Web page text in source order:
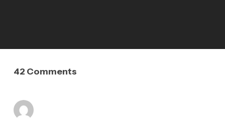
42 Comments